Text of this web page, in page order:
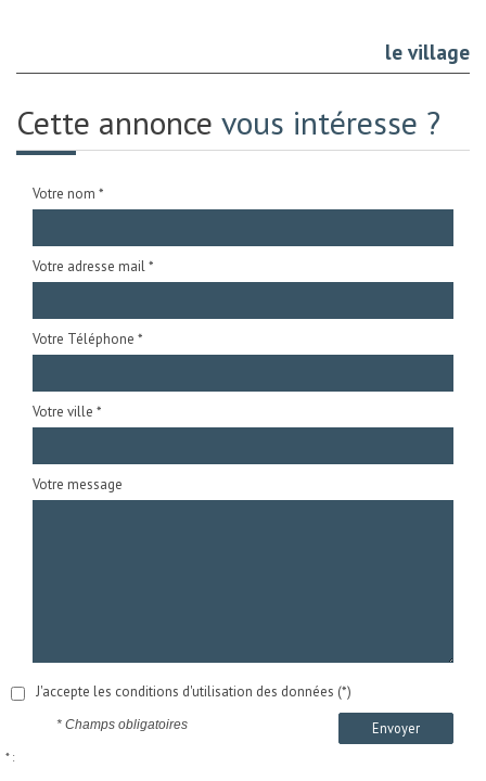
le village
Cette annonce vous intéresse ?
Votre nom *
Votre adresse mail *
Votre Téléphone *
Votre ville *
Votre message
J'accepte les conditions d'utilisation des données (*)
Envoyer
* Champs obligatoires
* :